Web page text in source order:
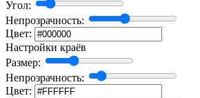
Угол:
Непрозрачность:
Цвет:
Настройки краёв
Размер:
Непрозрачность:
Цвет: